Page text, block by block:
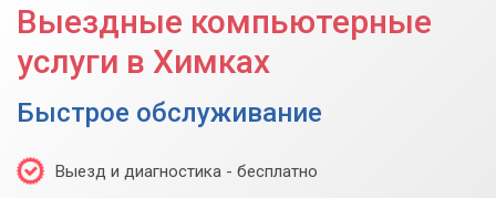
Выездные компьютерные
услуги в Химках
Быстрое обслуживание
Выезд и диагностика - бесплатно